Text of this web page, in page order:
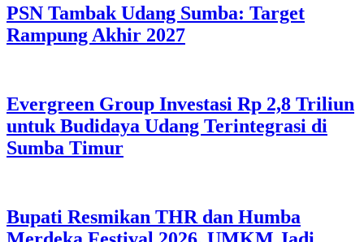
PSN Tambak Udang Sumba: Target
Rampung Akhir 2027
Evergreen Group Investasi Rp 2,8 Triliun
untuk Budidaya Udang Terintegrasi di
Sumba Timur
Bupati Resmikan THR dan Humba